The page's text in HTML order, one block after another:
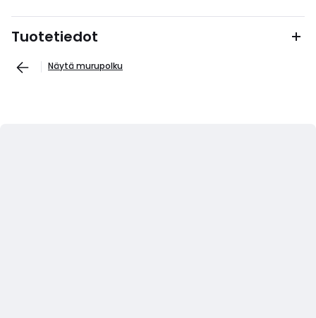
Tuotetiedot
Näytä murupolku